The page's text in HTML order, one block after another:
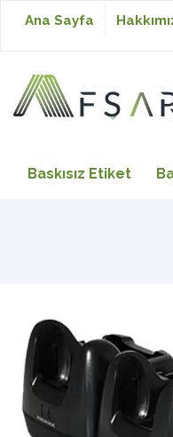
Baskısız Etiket
Japon Akmaz Yıkama
Talimatı
Ana Sayfa
Baskısız Etiket